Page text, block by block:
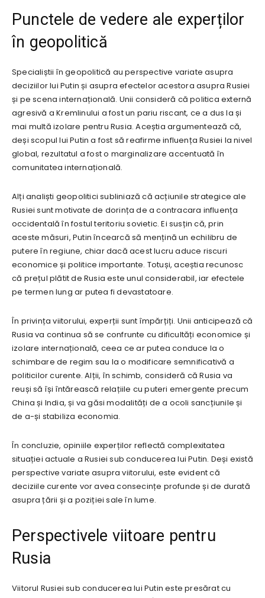
Punctele de vedere ale experților
în geopolitică
Specialiștii în geopolitică au perspective variate asupra
deciziilor lui Putin și asupra efectelor acestora asupra Rusiei
și pe scena internațională. Unii consideră că politica externă
agresivă a Kremlinului a fost un pariu riscant, ce a dus la și
mai multă izolare pentru Rusia. Aceștia argumentează că,
deși scopul lui Putin a fost să reafirme influența Rusiei la nivel
global, rezultatul a fost o marginalizare accentuată în
comunitatea internațională.
Alți analiști geopolitici subliniază că acțiunile strategice ale
Rusiei sunt motivate de dorința de a contracara influența
occidentală în fostul teritoriu sovietic. Ei susțin că, prin
aceste măsuri, Putin încearcă să mențină un echilibru de
putere în regiune, chiar dacă acest lucru aduce riscuri
economice și politice importante. Totuși, aceștia recunosc
că prețul plătit de Rusia este unul considerabil, iar efectele
pe termen lung ar putea fi devastatoare.
În privința viitorului, experții sunt împărțiți. Unii anticipează că
Rusia va continua să se confrunte cu dificultăți economice și
izolare internațională, ceea ce ar putea conduce la o
schimbare de regim sau la o modificare semnificativă a
politicilor curente. Alții, în schimb, consideră că Rusia va
reuși să își întărească relațiile cu puteri emergente precum
China și India, și va găsi modalități de a ocoli sancțiunile și
de a-și stabiliza economia.
În concluzie, opiniile experților reflectă complexitatea
situației actuale a Rusiei sub conducerea lui Putin. Deși există
perspective variate asupra viitorului, este evident că
deciziile curente vor avea consecințe profunde și de durată
asupra țării și a poziției sale în lume.
Perspectivele viitoare pentru
Rusia
Viitorul Rusiei sub conducerea lui Putin este presărat cu